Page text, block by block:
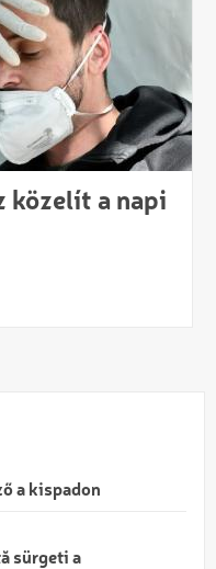
közelít a napi
a kispadon
sürgeti a